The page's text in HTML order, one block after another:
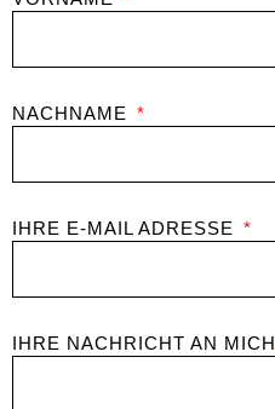
NACHNAME
IHRE E-MAIL ADRESSE
IHRE NACHRICHT AN MICH